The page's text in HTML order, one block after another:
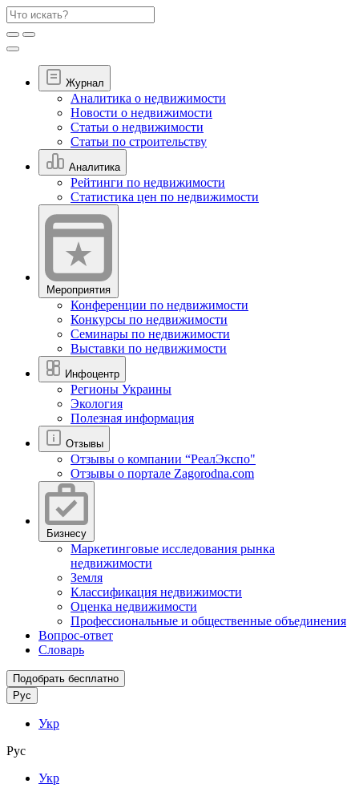
Журнал
Аналитика о недвижимости
Новости о недвижимости
Статьи о недвижимости
Статьи по строительству
Аналитика
Рейтинги по недвижимости
Статистика цен по недвижимости
Мероприятия
Конференции по недвижимости
Конкурсы по недвижимости
Семинары по недвижимости
Выставки по недвижимости
Инфоцентр
Регионы Украины
Экология
Полезная информация
Отзывы
Отзывы о компании “РеалЭкспо"
Отзывы о портале Zagorodna.com
Бизнесу
Маркетинговые исследования рынка
недвижимости
Земля
Классификация недвижимости
Оценка недвижимости
Профессиональные и общественные объединения
Вопрос-ответ
Словарь
Подобрать бесплатно
Рус
Укр
Рус
Укр